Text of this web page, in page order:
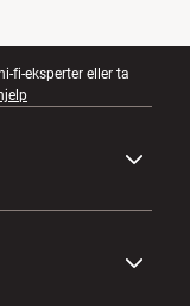
fi-eksperter eller ta